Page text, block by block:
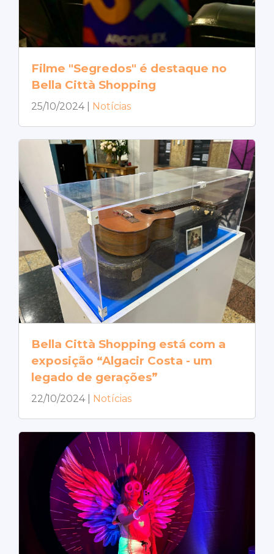
Filme "Segredos" é destaque no
Bella Città Shopping
25/10/2024| Notícias
Bella Città Shopping está com a
exposição “Algacir Costa - um
legado de gerações”
22/10/2024| Notícias